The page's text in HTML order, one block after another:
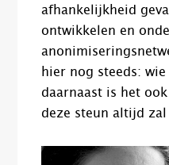
afhankelijkheid
ontwikkelen en
hier nog steeds:
daarnaast is het
deze steun altijd